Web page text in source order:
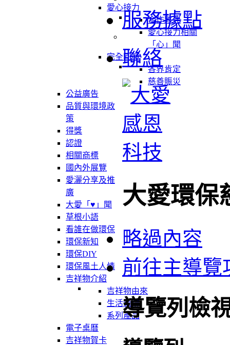
愛心接力
合作夥伴
愛心接力相關
「心」聞
完全回饋
各界肯定
慈善賑災
公益廣告
品質與環境政
策
得獎
認證
相關商標
國內外展覽
愛灑分享及推
廣
大愛「♥」聞
草根小語
看誰在做環保
環保新知
環保DIY
環保風土人情
吉祥物介紹
吉祥物由來
生活軌跡
系列產品
電子桌曆
吉祥物賀卡
服務據點
聯絡
大愛環保
略過內容
前往主導覽
導覽列檢